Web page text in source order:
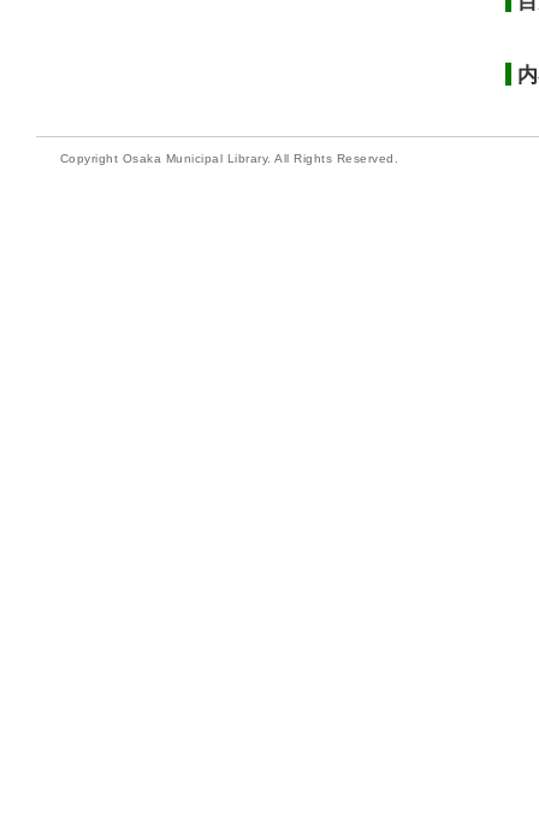
Copyright Osaka Municipal Library. All Rights Reserved.